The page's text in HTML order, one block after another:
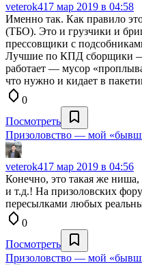
veterok417 мар 2019 в 04:58
Именно так. Как правило
(ТБО). Это и грузчики и
прессовщики с
Лучшие по КПД сборщики
работает — мусор
что нужно и кидает в
0
Посмотреть
Призоловство — мой
veterok417 мар 2019 в 04:56
Конечно, это такая же
и т.д.! На призоловских
пересылками любых
0
Посмотреть
Призоловство — мой